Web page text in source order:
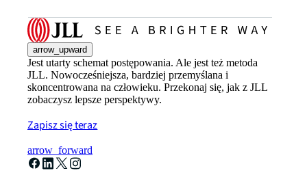
arrow_upward
Jest utarty schemat postępowania. Ale jest też metoda
JLL. Nowocześniejsza, bardziej przemyślana i
skoncentrowana na człowieku. Przekonaj się, jak z JLL
zobaczysz lepsze perspektywy.
Zapisz się teraz
arrow_forward